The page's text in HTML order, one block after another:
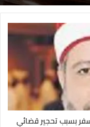
بسبب تحجير قضائي